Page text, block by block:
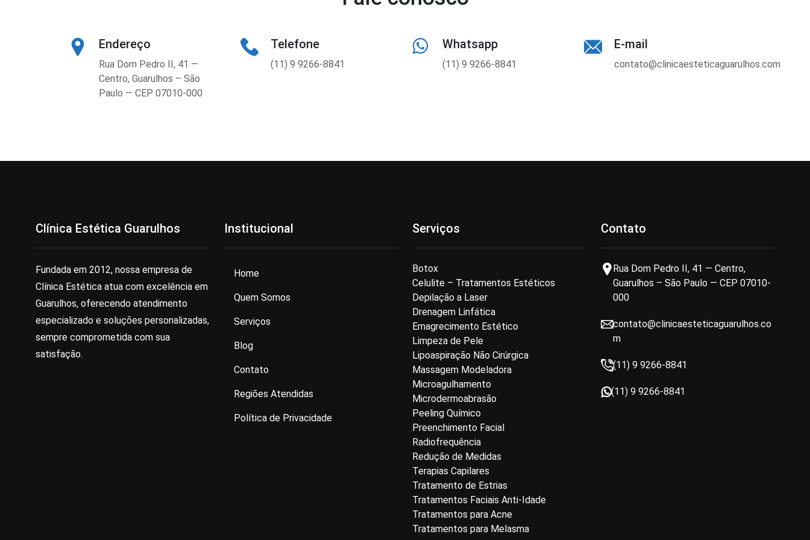
Endereço
Rua Dom Pedro II, 41 —
Centro, Guarulhos – São
Paulo — CEP 07010-000
Telefone
(11) 9 9266-8841
Whatsapp
(11) 9 9266-8841
E-mail
contato@clinicaesteticaguarulhos.com
Clínica Estética Guarulhos
Fundada em 2012, nossa empresa de
Clínica Estética atua com excelência em
Guarulhos, oferecendo atendimento
especializado e soluções personalizadas,
sempre comprometida com sua
satisfação.
Institucional
Home
Quem Somos
Serviços
Blog
Contato
Regiões Atendidas
Política de Privacidade
Serviços
Botox
Celulite – Tratamentos Estéticos
Depilação a Laser
Drenagem Linfática
Emagrecimento Estético
Limpeza de Pele
Lipoaspiração Não Cirúrgica
Massagem Modeladora
Microagulhamento
Microdermoabrasão
Peeling Químico
Preenchimento Facial
Radiofrequência
Redução de Medidas
Terapias Capilares
Tratamento de Estrias
Tratamentos Faciais Anti-Idade
Tratamentos para Acne
Tratamentos para Melasma
Contato
Rua Dom Pedro II, 41 — Centro,
Guarulhos – São Paulo — CEP 07010-
000
contato@clinicaesteticaguarulhos.co
m
(11) 9 9266-8841
(11) 9 9266-8841